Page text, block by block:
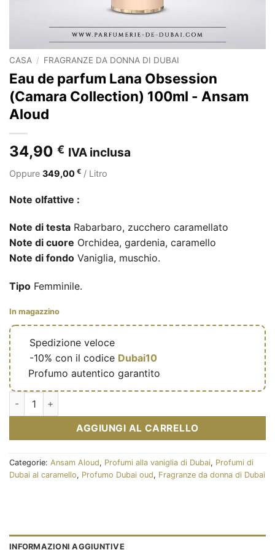
CASA / FRAGRANZE DA DONNA DI DUBAI
Eau de parfum Lana Obsession
(Camara Collection) 100ml - Ansam
Aloud
34,90 € IVA inclusa
Oppure 349,00 € / Litro
Note olfattive :
Note di testa Rabarbaro, zucchero caramellato
Note di cuore Orchidea, gardenia, caramello
Note di fondo Vaniglia, muschio.
Tipo Femminile.
In magazzino
Spedizione veloce
-10% con il codice Dubai10
Profumo autentico garantito
Eau de parfum Lana Obsession (Collection Camara) 100ml –
AGGIUNGI AL CARRELLO
Categorie: Ansam Aloud, Profumi alla vaniglia di Dubai, Profumi di
Dubai al caramello, Profumo Dubai oud, Fragranze da donna di Dubai
INFORMAZIONI AGGIUNTIVE